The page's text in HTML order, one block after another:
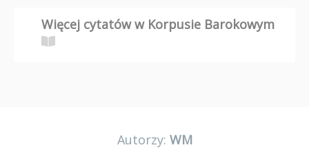
Więcej cytatów w Korpusie Barokowym
Autorzy: WM